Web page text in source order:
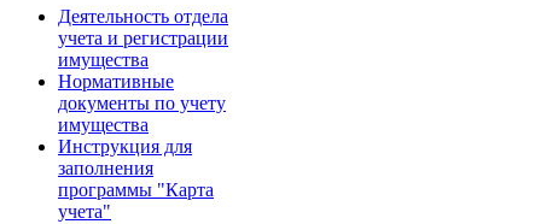
Деятельность отдела
учета и регистрации
имущества
Нормативные
документы по учету
имущества
Инструкция для
заполнения
программы "Карта
учета"